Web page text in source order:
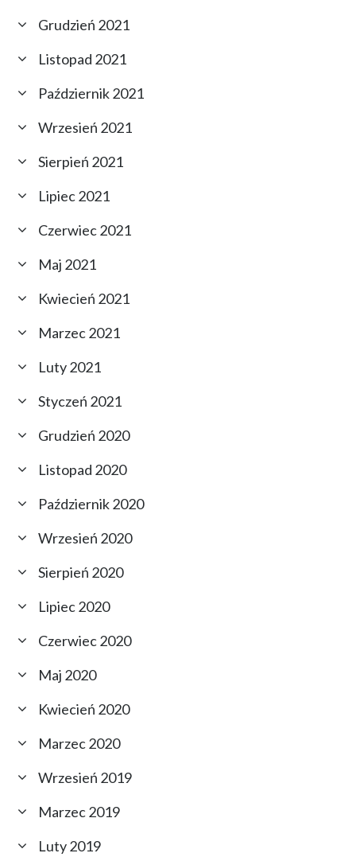
Grudzień 2021
Listopad 2021
Październik 2021
Wrzesień 2021
Sierpień 2021
Lipiec 2021
Czerwiec 2021
Maj 2021
Kwiecień 2021
Marzec 2021
Luty 2021
Styczeń 2021
Grudzień 2020
Listopad 2020
Październik 2020
Wrzesień 2020
Sierpień 2020
Lipiec 2020
Czerwiec 2020
Maj 2020
Kwiecień 2020
Marzec 2020
Wrzesień 2019
Marzec 2019
Luty 2019